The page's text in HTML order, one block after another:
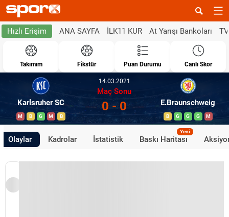
Hızlı Erişim ANA SAYFA İLK11 KUR At Yarışı Bankoları
Takımım Fikstür Puan Durumu Canlı Skor
Karlsruher SC
M B G M B
14.03.2021
Maç Sonu
0 - 0 E.Braunschweig
B G G G M
Olaylar Kadrolar İstatistik Baskı Haritası
Yeni